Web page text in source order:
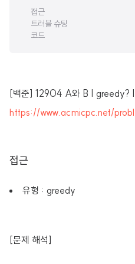
접근
트러블 슈팅
코드
[백준] 12904 A와 B | greedy?
https://www.acmicpc.net/
접근
유형 : greedy
[문제 해석]